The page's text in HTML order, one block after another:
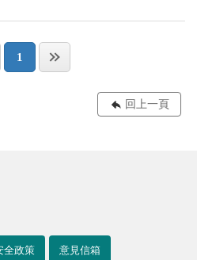
1
回上一頁
全政策 意見信箱